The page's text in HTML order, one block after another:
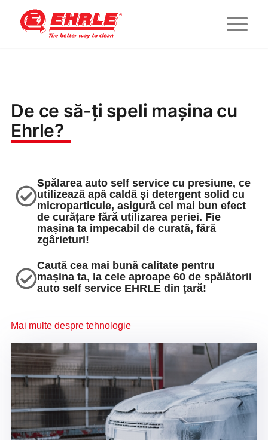
De ce să-ți speli mașina cu
Ehrle?
Spălarea auto self service cu presiune, ce
utilizează apă caldă și detergent solid cu
microparticule, asigură cel mai bun efect
de curățare fără utilizarea periei. Fie
mașina ta impecabil de curată, fără
zgârieturi!
Caută cea mai bună calitate pentru
mașina ta, la cele aproape 60 de spălătorii
auto self service EHRLE din țară!
Mai multe despre tehnologie